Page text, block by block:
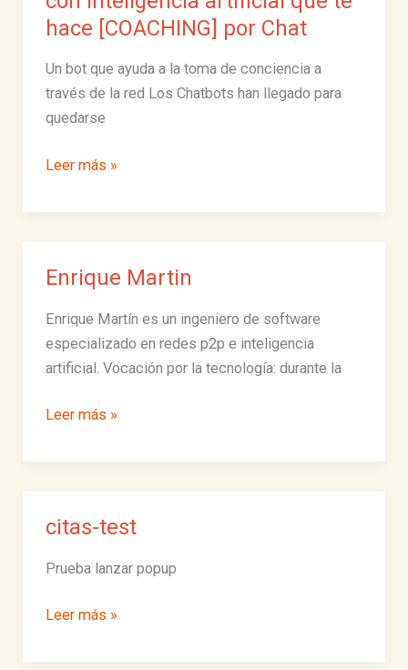
mismo?
hace [COACHING] por Chat
Un bot que ayuda a la toma de conciencia a
través de la red Los Chatbots han llegado para
quedarse
LuzIA:
robot
inteligencia
artificial
que
te
[COACHING]
Chat
Leer más »
Enrique Martin
Enrique Martín es un ingeniero de software
especializado en redes p2p e inteligencia
artificial. Vocación por la tecnología: durante la
Enrique
Leer más »
citas-test
Prueba lanzar popup
citas-
Leer más »